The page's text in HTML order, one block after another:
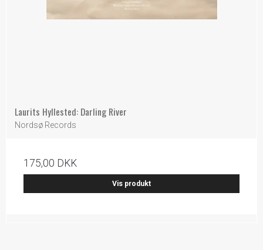
Laurits Hyllested: Darling River
Nordsø Records
175,00 DKK
Vis produkt